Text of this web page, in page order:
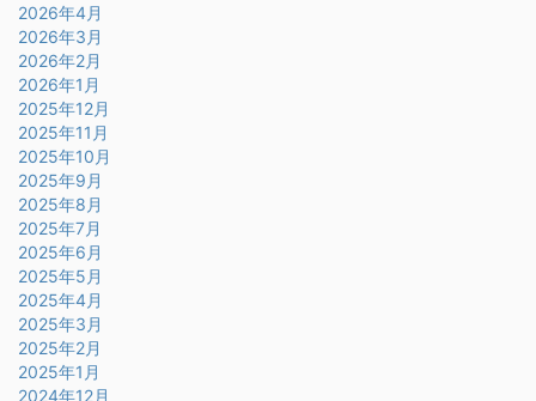
2026年4月
2026年3月
2026年2月
2026年1月
2025年12月
2025年11月
2025年10月
2025年9月
2025年8月
2025年7月
2025年6月
2025年5月
2025年4月
2025年3月
2025年2月
2025年1月
2024年12月